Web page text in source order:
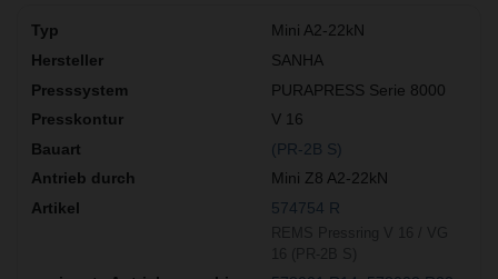
Mini A2-22kN
SANHA
PURAPRESS Serie 8000
V 16
(PR-2B S)
Mini Z8 A2-22kN
574754 R